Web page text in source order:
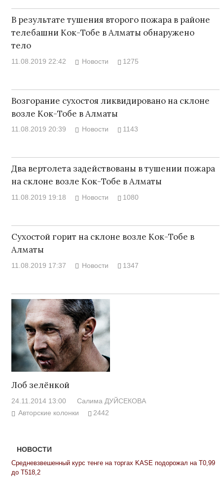
В результате тушения второго пожара в районе
телебашни Кок-Тобе в Алматы обнаружено
тело
11.08.2019 22:42 Новости 1275
Возгорание сухостоя ликвидировано на склоне
возле Кок-Тобе в Алматы
11.08.2019 20:39 Новости 1143
Два вертолета задействованы в тушении пожара
на склоне возле Кок-Тобе в Алматы
11.08.2019 19:18 Новости 1080
Сухостой горит на склоне возле Кок-Тобе в
Алматы
11.08.2019 17:37 Новости 1347
Лоб зелёнкой
24.11.2014 13:00
Салима ДУЙСЕКОВА
Авторские колонки
2442
НОВОСТИ
Средневзвешенный курс тенге на торгах KASE подорожал на Т0,99
до Т518,2